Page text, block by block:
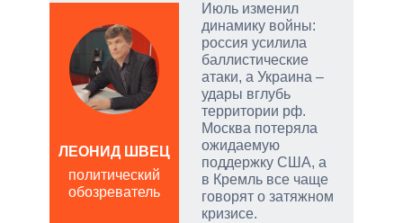
Июль изменил
динамику войны:
россия усилила
баллистические
атаки, а Украина –
удары вглубь
территории рф.
Москва потеряла
ожидаемую
поддержку США, а
в Кремль все чаще
говорят о затяжном
кризисе.
ЛЕОНИД ШВЕЦ
политический
обозреватель